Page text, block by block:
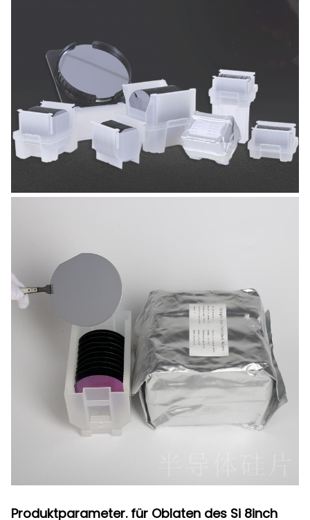
Produktparameter. für Oblaten des Si 8inch